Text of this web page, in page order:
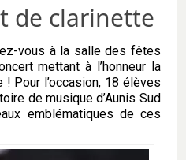
de clarinette
vous à la salle des fêtes
mettant à l’honneur la
Pour l’occasion, 18 élèves
de musique d’Aunis Sud
emblématiques de ces